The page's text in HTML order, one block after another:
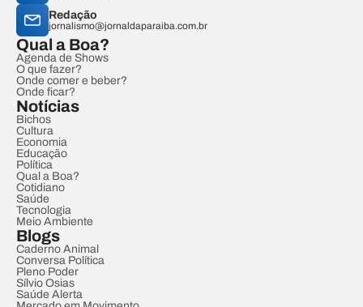
Redação
jornalismo@jornaldaparaiba.com.br
Qual a Boa?
Agenda de Shows
O que fazer?
Onde comer e beber?
Onde ficar?
Notícias
Bichos
Cultura
Economia
Educação
Política
Qual a Boa?
Cotidiano
Saúde
Tecnologia
Meio Ambiente
Blogs
Caderno Animal
Conversa Política
Pleno Poder
Sílvio Osias
Saúde Alerta